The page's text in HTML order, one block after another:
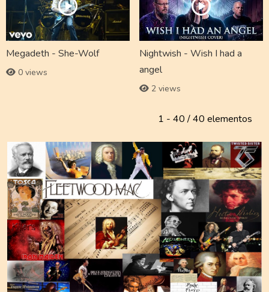
Megadeth - She-Wolf
0 views
Nightwish - Wish I had a
angel
2 views
1 - 40 / 40 elementos